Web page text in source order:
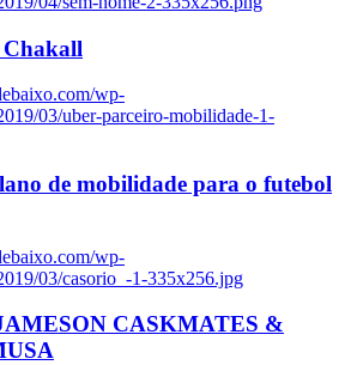
Chakall
wp-
03/uber-parceiro-mobilidade-1-
de mobilidade para o futebol
wp-
03/casorio_-1-335x256.jpg
CASKMATES &